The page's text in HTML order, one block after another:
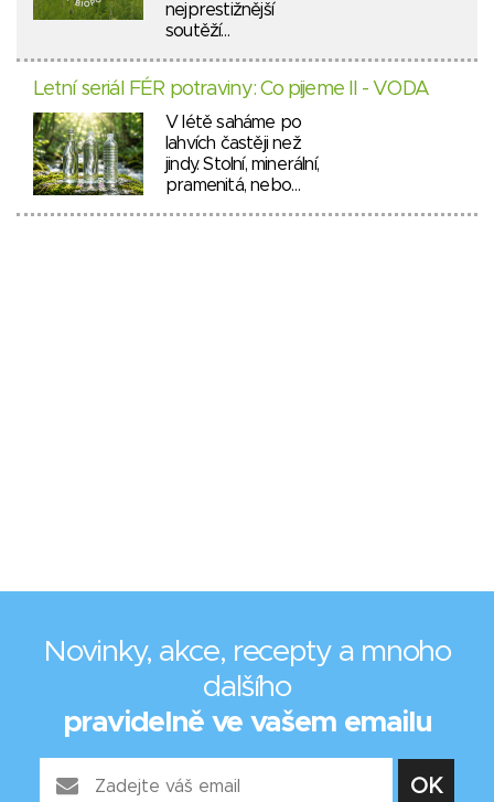
nejprestižnější
soutěží…
Letní seriál FÉR potraviny: Co pijeme II - VODA
V létě saháme po
lahvích častěji než
jindy. Stolní, minerální,
pramenitá, nebo…
Novinky, akce, recepty a mnoho
dalšího
pravidelně ve vašem emailu